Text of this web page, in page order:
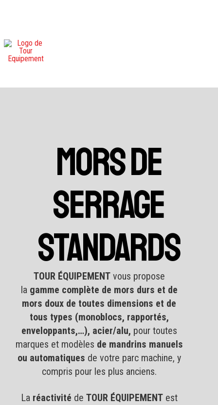
MORS DE
SERRAGE
STANDARDS
TOUR ÉQUIPEMENTvous propose
la gamme complète de mors durs et de
mors doux de toutes dimensions et de
tous types (monoblocs, rapportés,
enveloppants,…), acier/alu, pour toutes
marques et modèles de mandrins manuels
ou automatiques de votre parc machine, y
compris pour les plus anciens.
La réactivité de TOUR ÉQUIPEMENTest